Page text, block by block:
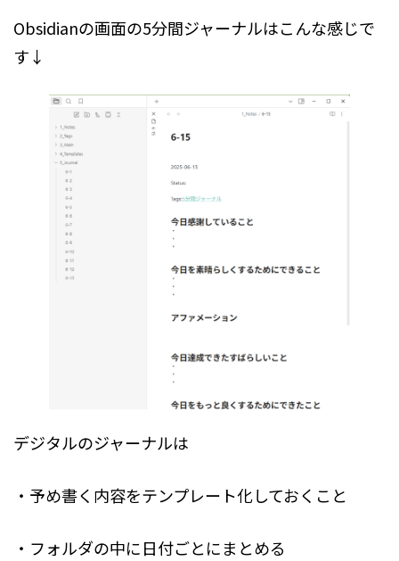
Obsidianの画面の5分間ジャーナルはこんな感じで
す↓
デジタルのジャーナルは
・予め書く内容をテンプレート化しておくこと
・フォルダの中に日付ごとにまとめる